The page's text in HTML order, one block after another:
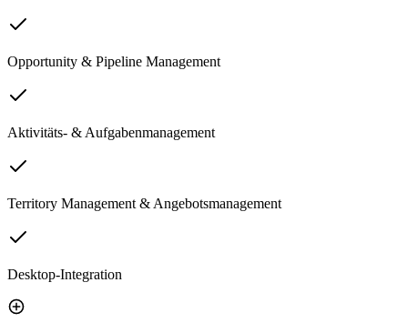
Opportunity & Pipeline Management
Aktivitäts- & Aufgabenmanagement
Territory Management & Angebotsmanagement
Desktop-Integration